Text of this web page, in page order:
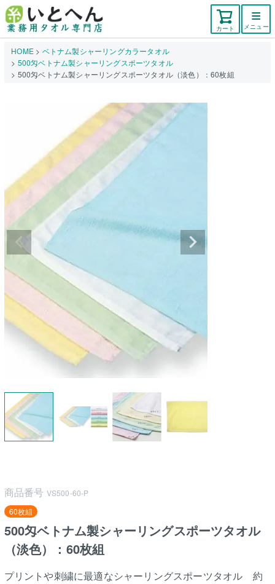
カート メニュー
HOME
ベトナム製シャーリングカラータオル
500匁ベトナム製シャーリングスポーツタオル
500匁ベトナム製シャーリングスポーツタオル（淡色）：60枚組
商品番号 VS500-60-P
60枚組
500匁ベトナム製シャーリングスポーツタオル
（淡色）：60枚組
プリントや刺繍に最適なシャーリングスポーツタオル 約